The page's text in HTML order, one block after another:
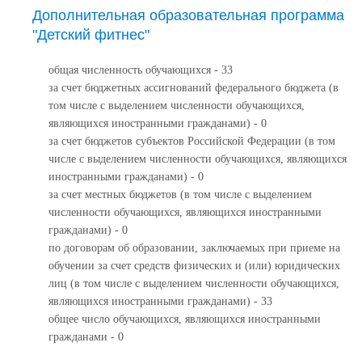
Дополнительная образовательная программа
"Детский фитнес"
общая численность обучающихся - 33
за счет бюджетных ассигнований федерального бюджета (в
том числе с выделением численности обучающихся,
являющихся иностранными гражданами) - 0
за счет бюджетов субъектов Российской Федерации (в том
числе с выделением численности обучающихся, являющихся
иностранными гражданами) - 0
за счет местных бюджетов (в том числе с выделением
численности обучающихся, являющихся иностранными
гражданами) - 0
по договорам об образовании, заключаемых при приеме на
обучении за счет средств физических и (или) юридических
лиц (в том числе с выделением численности обучающихся,
являющихся иностранными гражданами) - 33
общее число обучающихся, являющихся иностранными
гражданами - 0